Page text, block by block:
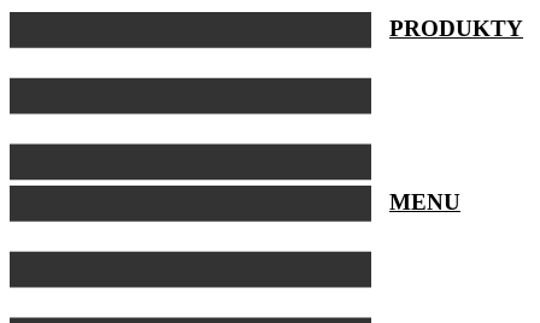
Preskočiť
PRODUKTY
MENU